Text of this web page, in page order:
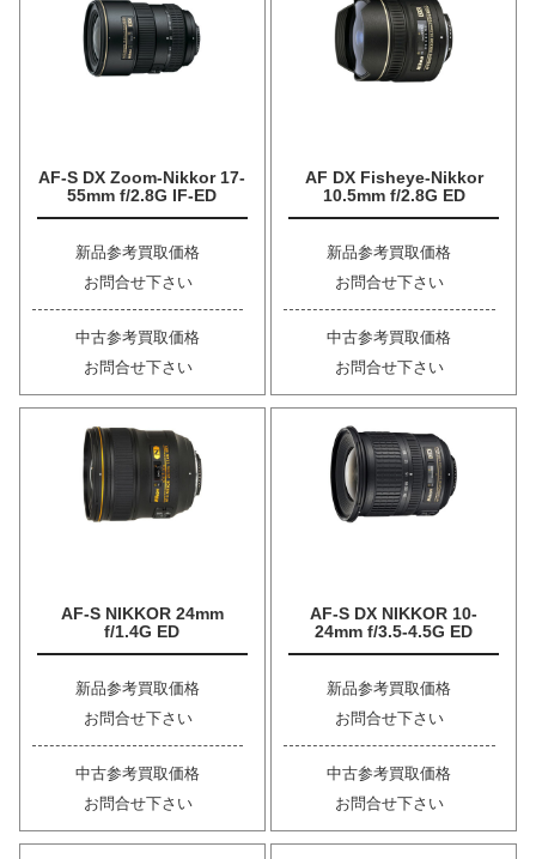
AF-S DX Zoom-Nikkor 17-
55mm f/2.8G IF-ED
新品参考買取価格
お問合せ下さい
中古参考買取価格
お問合せ下さい
AF DX Fisheye-Nikkor
10.5mm f/2.8G ED
新品参考買取価格
お問合せ下さい
中古参考買取価格
お問合せ下さい
AF-S NIKKOR 24mm
f/1.4G ED
新品参考買取価格
お問合せ下さい
中古参考買取価格
お問合せ下さい
AF-S DX NIKKOR 10-
24mm f/3.5-4.5G ED
新品参考買取価格
お問合せ下さい
中古参考買取価格
お問合せ下さい